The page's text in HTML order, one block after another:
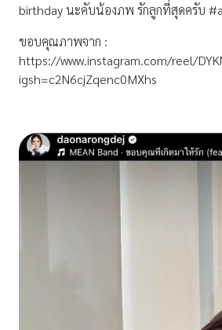
birthday นะคับน้องภพ รักลูกที่สุดครับ
ขอบคุณภาพจาก :
https://www.instagram.com/reel/
igsh=c2N6cjZqenc0MXhs